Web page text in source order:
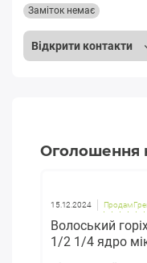
Відкрити контакти
Заміток немає
Оголошення
15.12.2024 Продам
Волоський
1/2 1/4 ядро